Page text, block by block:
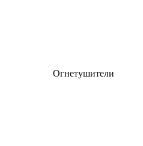
Огнетушители